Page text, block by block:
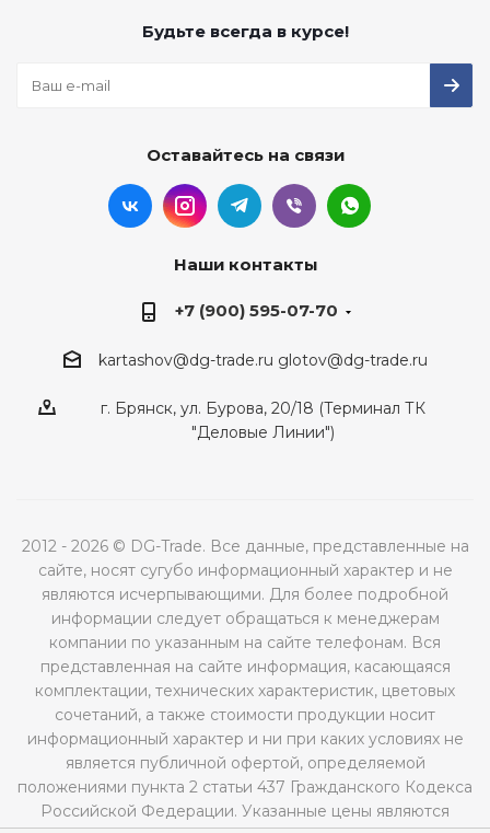
Будьте всегда в курсе!
Оставайтесь на связи
Наши контакты
+7 (900) 595-07-70
kartashov@dg-trade.ru glotov@dg-trade.ru
г. Брянск, ул. Бурова, 20/18 (Терминал ТК
"Деловые Линии")
2012 - 2026 © DG-Trade. Все данные, представленные на
сайте, носят сугубо информационный характер и не
являются исчерпывающими. Для более подробной
информации следует обращаться к менеджерам
компании по указанным на сайте телефонам. Вся
представленная на сайте информация, касающаяся
комплектации, технических характеристик, цветовых
сочетаний, а также стоимости продукции носит
информационный характер и ни при каких условиях не
является публичной офертой, определяемой
положениями пункта 2 статьи 437 Гражданского Кодекса
Российской Федерации. Указанные цены являются